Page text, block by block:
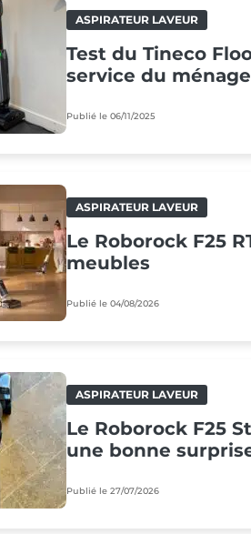
ASPIRATEUR LAVEUR
Test du Tineco
service du ménage
Publié le 06/11/2025
ASPIRATEUR LAVEUR
Le Roborock F25
meubles
Publié le 04/08/2026
ASPIRATEUR LAVEUR
Le Roborock F25
une bonne
Publié le 27/07/2026